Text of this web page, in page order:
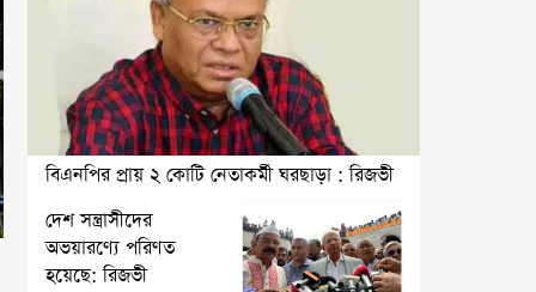
বিএনপির প্রায় ২ কোটি নেতাকর্মী ঘরছাড়া : রিজভী
দেশ সন্ত্রাসীদের
অভয়ারণ্যে পরিণত
হয়েছে: রিজভী